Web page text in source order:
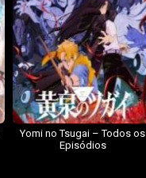
Yomi no Tsugai – Todos os
Episódios